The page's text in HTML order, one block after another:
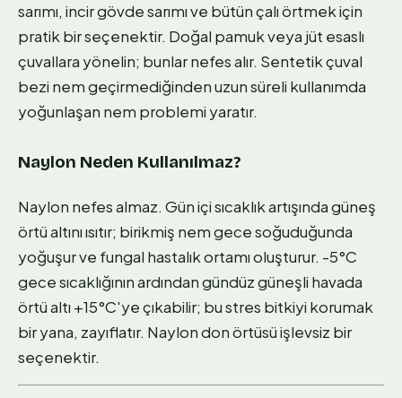
sarımı, incir gövde sarımı ve bütün çalı örtmek için
pratik bir seçenektir. Doğal pamuk veya jüt esaslı
çuvallara yönelin; bunlar nefes alır. Sentetik çuval
bezi nem geçirmediğinden uzun süreli kullanımda
yoğunlaşan nem problemi yaratır.
Naylon Neden Kullanılmaz?
Naylon nefes almaz. Gün içi sıcaklık artışında güneş
örtü altını ısıtır; birikmiş nem gece soğuduğunda
yoğuşur ve fungal hastalık ortamı oluşturur. -5°C
gece sıcaklığının ardından gündüz güneşli havada
örtü altı +15°C'ye çıkabilir; bu stres bitkiyi korumak
bir yana, zayıflatır. Naylon don örtüsü işlevsiz bir
seçenektir.